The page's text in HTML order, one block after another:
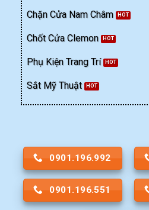
Chặn Cửa Nam Châm
Chốt Cửa Clemon
Phụ Kiện Trang Trí
Sắt Mỹ Thuật
0901.196.992
0901.196.551